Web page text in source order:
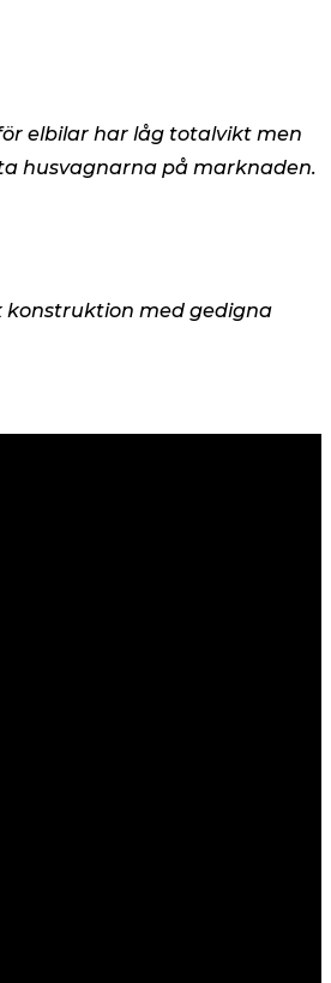
elbilar har låg totalvikt men
husvagnarna på marknaden.
konstruktion med gedigna